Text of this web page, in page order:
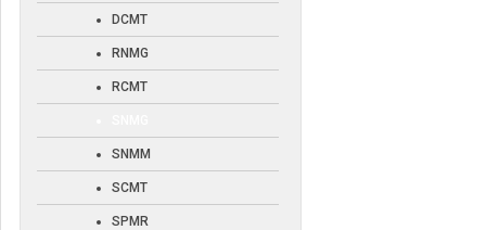
DCMT
RNMG
RCMT
SNMM
SCMT
SPMR